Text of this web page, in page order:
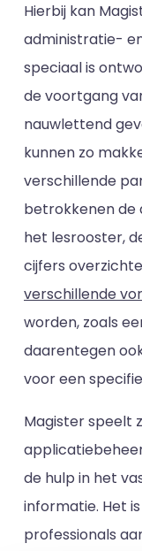
Hierbij kan
administratie-
speciaal is
de voortgang
nauwlettend
kunnen zo
verschillende
betrokkenen de
het lesrooster,
cijfers
verschillende
worden, zoals
daarentegen
voor een
Magister speelt
de hulp in het
informatie. Het
professionals